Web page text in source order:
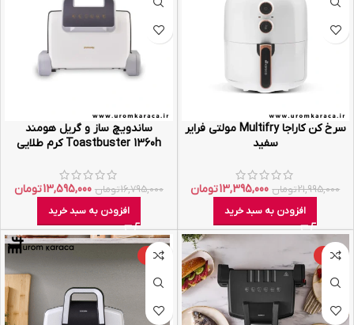
سرخ کن کاراجا Multifry مولتی فرایر
سفید
21,995,000تومان 13,395,000تومان
افزودن به سبد خرید
ساندویچ ساز و گریل هومند
Toastbuster 1360h کرم طلایی
16,795,000تومان 13,595,000تومان
افزودن به سبد خرید
-31%
-5%